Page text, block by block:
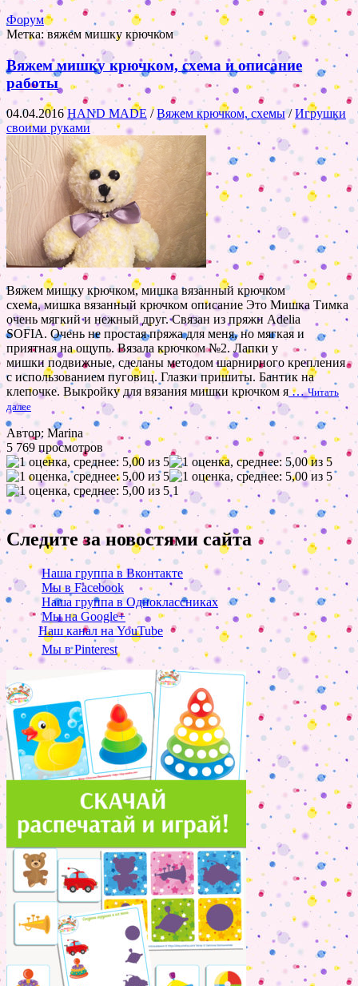
Форум
Метка:вяжем мишку крючком
Вяжем мишку крючком, схема и описание
работы
04.04.2016HAND MADE /Вяжем крючком, схемы/Игрушки
своими руками
Вяжем мишку крючком, мишка вязанный крючком
схема, мишка вязанный крючком описание Это Мишка Тимка
очень мягкий и нежный друг. Связан из пряжи Adelia
SOFIA. Очень не простая пряжа для меня, но мягкая и
приятная на ощупь. Вязала крючком №2. Лапки у
мишки подвижные, сделаны методом шарнирного крепления
с использованием пуговиц. Глазки пришиты. Бантик на
клепочке. Выкройку для вязания мишки крючком я…Читать
далее
Автор: Marina
5 769 просмотров
1
Следите за новостями сайта
Наша группа в Вконтакте
Мы в Facebook
Наша группа в Одноклассниках
Мы на Google+
Наш канал на YouTube
Мы в Pinterest